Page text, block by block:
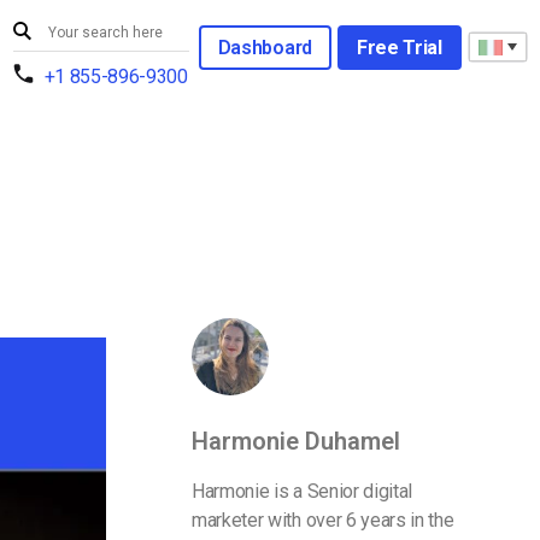
+1 855-896-9300
Dashboard Free Trial
Harmonie Duhamel
Harmonie is a Senior digital
marketer with over 6 years in the